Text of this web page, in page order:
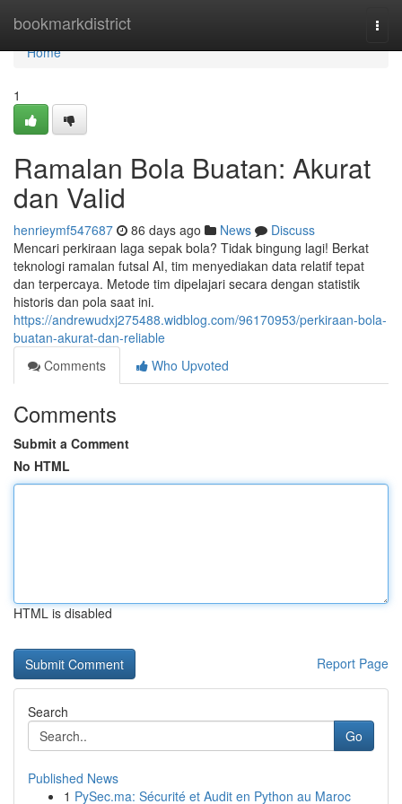
bookmarkdistrict
Home
Home
1
Ramalan Bola Buatan: Akurat
dan Valid
henrieymf547687 86 days ago News
Discuss
Mencari perkiraan laga sepak bola? Tidak bingung lagi! Berkat
teknologi ramalan futsal AI, tim menyediakan data relatif tepat
dan terpercaya. Metode tim dipelajari secara dengan statistik
historis dan pola saat ini.
https://andrewudxj275488.widblog.com/96170953/perkiraan-bola-
buatan-akurat-dan-reliable
Comments
Who Upvoted
Comments
Submit a Comment
No HTML
HTML is disabled
Report Page
Search
Go
Published News
1 PySec.ma: Sécurité et Audit en Python au Maroc